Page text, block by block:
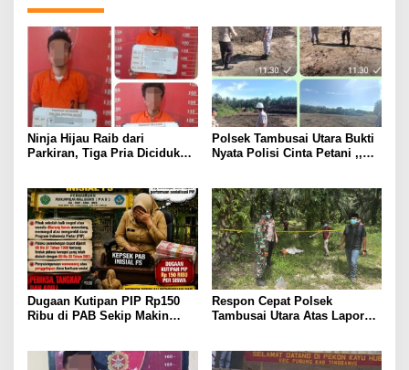
Ninja Hijau Raib dari
Parkiran, Tiga Pria Diciduk
Polsek Tambusai Utara Bukti
Nyata Polisi Cinta Petani ,,
Naga Mas.
Dugaan Kutipan PIP Rp150
Ribu di PAB Sekip Makin
Respon Cepat Polsek
Tambusai Utara Atas Laporan